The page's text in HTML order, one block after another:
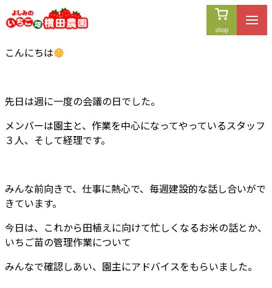
内
容
ス
プ
こんにちは
先日は週に一度の会議の日でした。
メンバーは園主と、作業を中心になってやっているスタッフ
３人、そして経理です。
みんな前向きで、仕事に熱心で、毎週建設的な話し合いがで
きています。
今日は、これから田植えに向けて忙しくなるお米の話とか、
いちご苗の管理作業について
みんなで確認しあい、園主にアドバイスをもらいました。